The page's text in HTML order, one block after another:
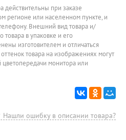
действительны при заказе
регионе или населенном пункте, и
Внешний вид товара и/
товара в упаковке и его
изготовителем и отличаться
товара на изображениях могут
монитора или
Нашли ошибку в описании товара?